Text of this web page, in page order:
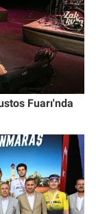
Fuarı'nda